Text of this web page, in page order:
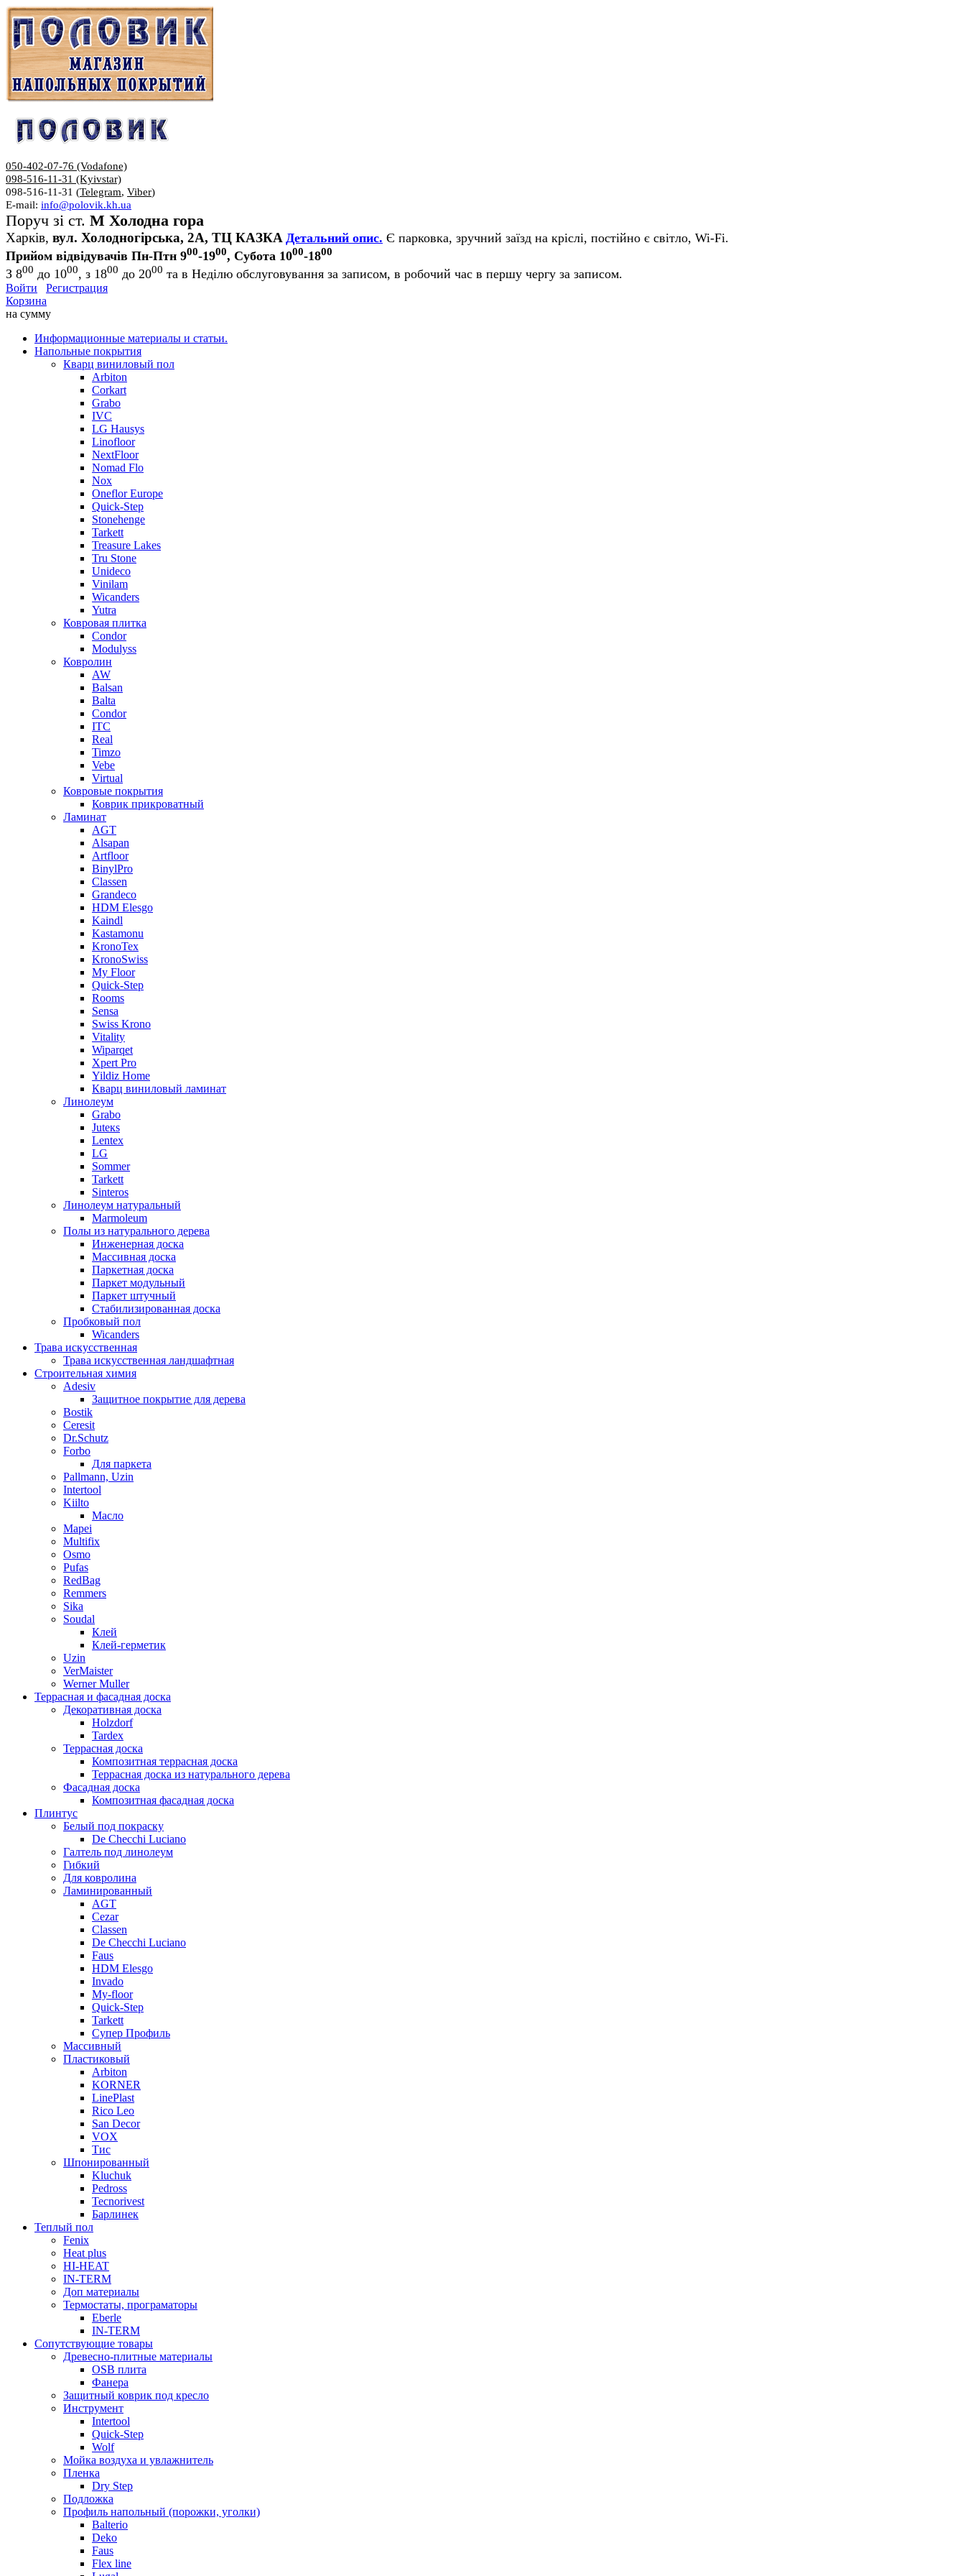
050-402-07-76 (Vodafone)
098-516-11-31 (Kyivstar)
098-516-11-31 (Telegram, Viber)
E-mail: info@polovik.kh.ua
Поруч зі ст. М Холодна гора
Харків, вул. Холодногірська, 2А, ТЦ КАЗКА Детальний опис. Є парковка, зручний заїзд на кріслі, постійно є світло, Wi-Fi.
Прийом відвідувачів Пн-Птн 900-1900, Субота 1000-1800
З 800 до 1000, з 1800 до 2000 та в Неділю обслуговування за записом, в робочий час в першу чергу за записом.
Войти
Регистрация
Корзина
на сумму
Информационные материалы и статьи.
Напольные покрытия
Кварц виниловый пол
Arbiton
Corkart
Grabo
IVC
LG Hausys
Linofloor
NextFloor
Nomad Flo
Nox
Oneflor Europe
Quick-Step
Stonehenge
Tarkett
Treasure Lakes
Tru Stone
Unideco
Vinilam
Wicanders
Yutra
Ковровая плитка
Condor
Modulyss
Ковролин
AW
Balsan
Balta
Condor
ITC
Real
Timzo
Vebe
Virtual
Ковровые покрытия
Коврик прикроватный
Ламинат
AGT
Alsapan
Artfloor
BinylPro
Classen
Grandeco
HDM Elesgo
Kaindl
Kastamonu
KronoTex
KronoSwiss
My Floor
Quick-Step
Rooms
Sensa
Swiss Krono
Vitality
Wiparqet
Xpert Pro
Yildiz Home
Кварц виниловый ламинат
Линолеум
Grabo
Juteкs
Lentex
LG
Sommer
Tarkett
Sinteros
Линолеум натуральный
Marmoleum
Полы из натурального дерева
Инженерная доска
Массивная доска
Паркетная доска
Паркет модульный
Паркет штучный
Стабилизированная доска
Пробковый пол
Wicanders
Трава искусственная
Трава искусственная ландшафтная
Строительная химия
Adesiv
Защитное покрытие для дерева
Bostik
Ceresit
Dr.Schutz
Forbo
Для паркета
Pallmann, Uzin
Intertool
Kiilto
Масло
Mapei
Multifix
Osmo
Pufas
RedBag
Remmers
Sika
Soudal
Клей
Клей-герметик
Uzin
VerMaister
Werner Muller
Террасная и фасадная доска
Декоративная доска
Holzdorf
Tardex
Террасная доска
Композитная террасная доска
Террасная доска из натурального дерева
Фасадная доска
Композитная фасадная доска
Плинтус
Белый под покраску
De Checchi Luciano
Галтель под линолеум
Гибкий
Для ковролина
Ламинированный
AGT
Cezar
Classen
De Checchi Luciano
Faus
HDM Elesgo
Invado
My-floor
Quick-Step
Tarkett
Супер Профиль
Массивный
Пластиковый
Arbiton
KORNER
LinePlast
Rico Leo
San Decor
VOX
Тис
Шпонированный
Kluchuk
Pedross
Tecnorivest
Барлинек
Теплый пол
Fenix
Heat plus
HI-HEAT
IN-TERM
Доп материалы
Термостаты, програматоры
Eberle
IN-TERM
Сопутствующие товары
Древесно-плитные материалы
OSB плита
Фанера
Защитный коврик под кресло
Инструмент
Intertool
Quick-Step
Wolf
Мойка воздуха и увлажнитель
Пленка
Dry Step
Подложка
Профиль напольный (порожки, уголки)
Balterio
Deko
Faus
Flex line